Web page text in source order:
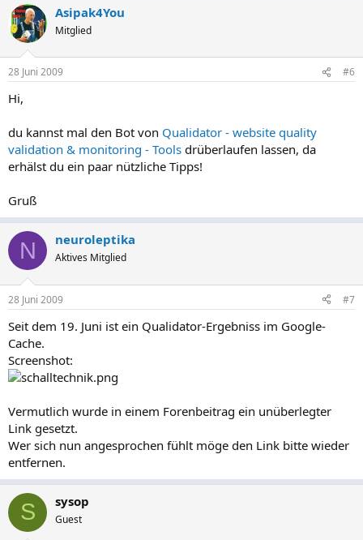
Asipak4You
Mitglied
28 Juni 2009 #6
Hi,
du kannst mal den Bot von Qualidator - website quality
validation & monitoring - Tools drüberlaufen lassen, da
erhälst du ein paar nützliche Tipps!
Gruß
N neuroleptika
Aktives Mitglied
28 Juni 2009 #7
Seit dem 19. Juni ist ein Qualidator-Ergebniss im Google-
Cache.
Screenshot:
Vermutlich wurde in einem Forenbeitrag ein unüberlegter
Link gesetzt.
Wer sich nun angesprochen fühlt möge den Link bitte wieder
entfernen.
S sysop
Guest